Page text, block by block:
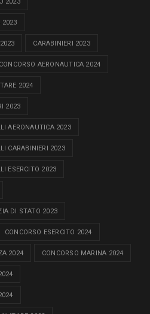
2023
CARABINIERI 2023
CONCORSO AERONAUTICA 2024
2024
2023
AERONAUTICA 2023
CARABINIERI 2023
ESERCITO 2023
DI STATO 2023
CONCORSO ESERCITO 2024
2024 CONCORSO MARINA 2024